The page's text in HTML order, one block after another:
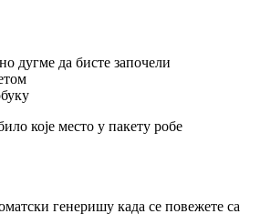
дугме да бисте започели
које место у пакету робе
генеришу када се повежете са